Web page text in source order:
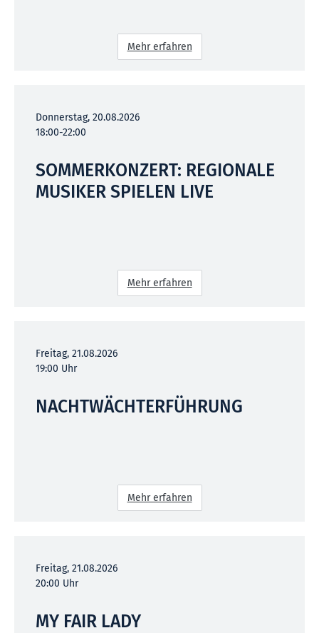
Mehr erfahren
Donnerstag, 20.08.2026
18:00-22:00
SOMMERKONZERT: REGIONALE
MUSIKER SPIELEN LIVE
Mehr erfahren
Freitag, 21.08.2026
19:00 Uhr
NACHTWÄCHTERFÜHRUNG
Mehr erfahren
Freitag, 21.08.2026
20:00 Uhr
MY FAIR LADY